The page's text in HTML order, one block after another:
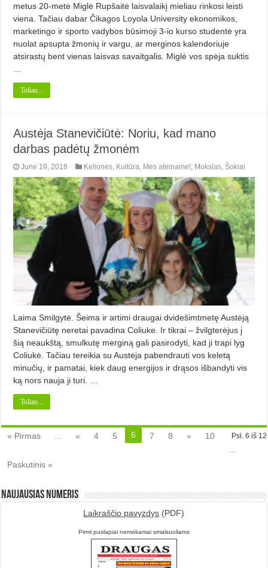
metus 20-metė Miglė Rup­šaitė laisvalaikį mieliau rinkosi leisti
viena. Tačiau dabar Čikagos Loyola University ekonomikos,
marketingo ir sporto vadybos būsimoji 3-io kurso studentė yra
nuolat apsupta žmonių ir vargu, ar merginos kalendoriuje
atsirastų bent vienas laisvas savaitgalis. Miglė vos spėja suktis
Toliau...
Austėja Stanevičiūtė: Noriu, kad mano
darbas padėtų žmonėm
June 19, 2018 Kelionės, Kultūra, Mes ateiname!, Mokslas, Šokiai
Laima Smilgytė. Šeima ir artimi draugai dvide­šimtmetę Austėją
Stanevičiūtę neretai pavadina Coliuke. Ir tikrai – žvilgte­rėjus į
šią neaukštą, smulkutę mer­giną gali pasirodyti, kad ji trapi lyg
Coliukė. Tačiau tereikia su Austėja pabendrauti vos keletą
minučių, ir pamatai, kiek daug energijos ir drąsos išbandyti vis
ką nors nauja ji turi. …
Toliau...
Psl. 6 iš 12
« Pirmas « 4 5 6 7 8 »
10
Paskutinis »
Naujausias numeris
Laikraščio pavyzdys (PDF)
Pirmi puslapiai nemokamai smalsuoliams